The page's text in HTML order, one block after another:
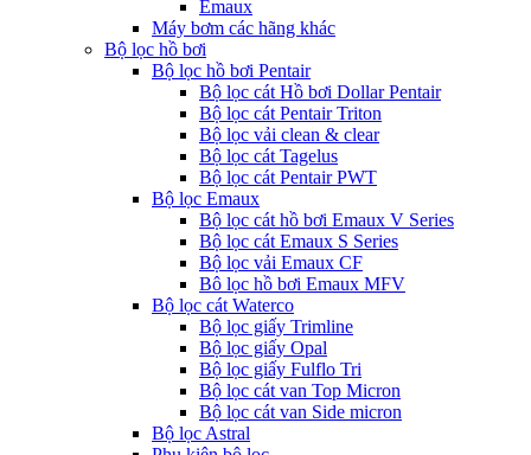
Emaux
Máy bơm các hãng khác
Bộ lọc hồ bơi
Bộ lọc hồ bơi Pentair
Bộ lọc cát Hồ bơi Dollar Pentair
Bộ lọc cát Pentair Triton
Bộ lọc vải clean & clear
Bộ lọc cát Tagelus
Bộ lọc cát Pentair PWT
Bộ lọc Emaux
Bộ lọc cát hồ bơi Emaux V Series
Bộ lọc cát Emaux S Series
Bộ lọc vải Emaux CF
Bô lọc hồ bơi Emaux MFV
Bộ lọc cát Waterco
Bộ lọc giấy Trimline
Bộ lọc giấy Opal
Bộ lọc giấy Fulflo Tri
Bộ lọc cát van Top Micron
Bộ lọc cát van Side micron
Bộ lọc Astral